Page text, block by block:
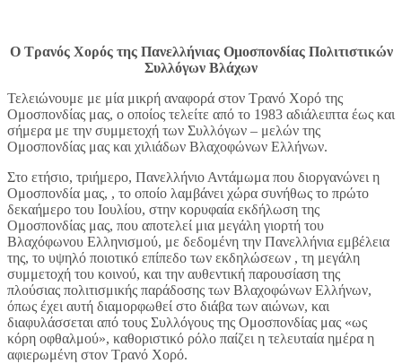
Ο Τρανός Χορός της Πανελλήνιας Ομοσπονδίας Πολιτιστικών
Συλλόγων Βλάχων
Τελειώνουμε με μία μικρή αναφορά στον Τρανό Χορό της
Ομοσπονδίας μας, ο οποίος τελείτε από το 1983 αδιάλειπτα έως και
σήμερα με την συμμετοχή των Συλλόγων – μελών της
Ομοσπονδίας μας και χιλιάδων Βλαχοφώνων Ελλήνων.
Στο ετήσιο, τριήμερο, Πανελλήνιο Αντάμωμα που διοργανώνει η
Ομοσπονδία μας, , το οποίο λαμβάνει χώρα συνήθως το πρώτο
δεκαήμερο του Ιουλίου, στην κορυφαία εκδήλωση της
Ομοσπονδίας μας, που αποτελεί μια μεγάλη γιορτή του
Βλαχόφωνου Ελληνισμού, με δεδομένη την Πανελλήνια εμβέλεια
της, το υψηλό ποιοτικό επίπεδο των εκδηλώσεων , τη μεγάλη
συμμετοχή του κοινού, και την αυθεντική παρουσίαση της
πλούσιας πολιτισμικής παράδοσης των Βλαχοφώνων Ελλήνων,
όπως έχει αυτή διαμορφωθεί στο διάβα των αιώνων, και
διαφυλάσσεται από τους Συλλόγους της Ομοσπονδίας μας «ως
κόρη οφθαλμού», καθοριστικό ρόλο παίζει η τελευταία ημέρα η
αφιερωμένη στον Τρανό Χορό.